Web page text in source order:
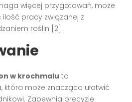
więcej przygotowań, może
pracy związanej z
roślin [2].
w krochmalu to
może znacząco ułatwić
Zapewnia precyzję